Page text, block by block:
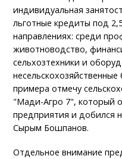
индивидуальная
льготные кредиты под
направлениях: среди
животноводство,
сельхозтехники и
примера отмечу
"Мади-Агро 7", который
предприятия и добился
Сырым Бошпанов.
Отдельное внимание